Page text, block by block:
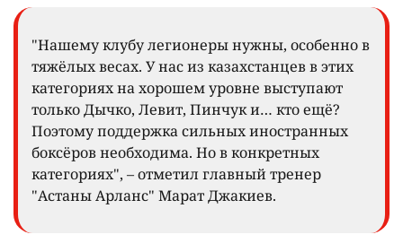
"Нашему клубу легионеры нужны, особенно в
тяжёлых весах. У нас из казахстанцев в этих
категориях на хорошем уровне выступают
только Дычко, Левит, Пинчук и… кто ещё?
Поэтому поддержка сильных иностранных
боксёров необходима. Но в конкретных
категориях", – отметил главный тренер
"Астаны Арланс" Марат Джакиев.